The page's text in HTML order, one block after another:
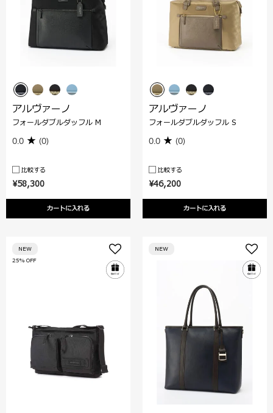
¥58,300
カートに入れる
アルヴァーノ
フォールダブルダッフル M
0.0 (0)
比較する
¥46,200
カートに入れる
アルヴァーノ
フォールダブルダッフル S
0.0 (0)
比較する
25% OFF
NEW NEW